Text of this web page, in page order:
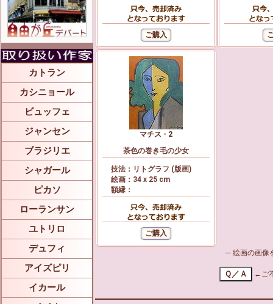
カトラン
カシニョール
ビュッフェ
ジャンセン
ブラジリエ
シャガール
ピカソ
ローランサン
ユトリロ
デュフィ
アイズピリ
イカール
マチス - 2
茶色の巻き毛の少女
技法：リトグラフ (版画)
絵画：34 x 25 cm
額縁：
─ 絵画の画像
←ご